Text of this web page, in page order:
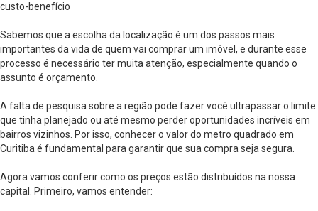
custo-benefício
Sabemos que a escolha da localização é um dos passos mais
importantes da vida de quem vai comprar um imóvel, e durante esse
processo é necessário ter muita atenção, especialmente quando o
assunto é orçamento.
A falta de pesquisa sobre a região pode fazer você ultrapassar o limite
que tinha planejado ou até mesmo perder oportunidades incríveis em
bairros vizinhos. Por isso, conhecer o valor do metro quadrado em
Curitiba é fundamental para garantir que sua compra seja segura.
Agora vamos conferir como os preços estão distribuídos na nossa
capital. Primeiro, vamos entender: